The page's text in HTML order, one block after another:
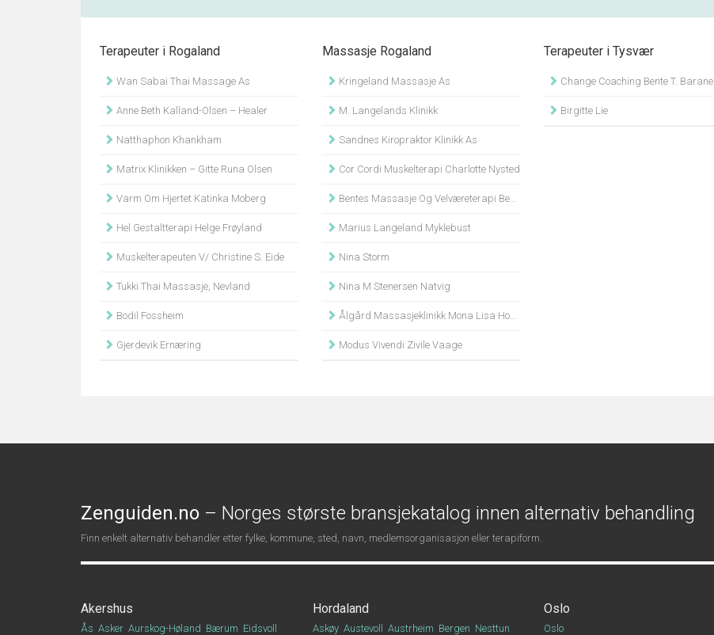
Terapeuter i Rogaland
Wan Sabai Thai Massage As
Anne Beth Kalland-Olsen – Healer
Natthaphon Khankham
Matrix Klinikken – Gitte Runa Olsen
Varm Om Hjertet Katinka Moberg
Hel Gestaltterapi Helge Frøyland
Muskelterapeuten V/ Christine S. Eide
Tukki Thai Massasje, Nevland
Bodil Fossheim
Gjerdevik Ernæring
Massasje Rogaland
Kringeland Massasje As
M. Langelands Klinikk
Sandnes Kiropraktor Klinikk As
Cor Cordi Muskelterapi Charlotte Nysted
Bentes Massasje Og Velværeterapi Bente Bakke
Marius Langeland Myklebust
Nina Storm
Nina M Stenersen Natvig
Ålgård Massasjeklinikk Mona Lisa Hovland
Modus Vivendi Zivile Vaage
Terapeuter i Tysvær
Change Coaching Bente T. Barane
Birgitte Lie
Zenguiden.no – Norges største bransjekatalog innen alternativ behandling
Finn enkelt alternativ behandler etter fylke, kommune, sted, navn, medlemsorganisasjon eller terapiform.
Akershus
Ås Asker Aurskog-Høland Bærum Eidsvoll
Hordaland
Askøy Austevoll Austrheim Bergen Nesttun
Oslo
Oslo